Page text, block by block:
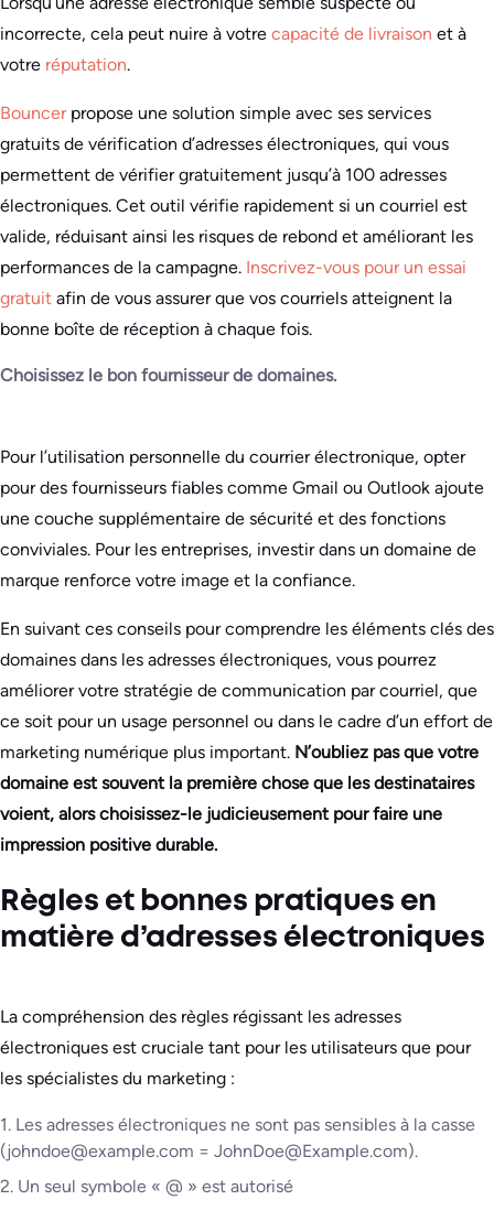
incorrecte, cela peut nuire à votre capacité de livraison et à
votre réputation.
Bouncerpropose une solution simple avec ses services
gratuits de vérification d’adresses électroniques, qui vous
permettent de vérifier gratuitement jusqu’à 100 adresses
électroniques. Cet outil vérifie rapidement si un courriel est
valide, réduisant ainsi les risques de rebond et améliorant les
performances de la campagne. Inscrivez-vous pour un essai
gratuit afin de vous assurer que vos courriels atteignent la
bonne boîte de réception à chaque fois.
Choisissez le bon fournisseur de domaines.
Pour l’utilisation personnelle du courrier électronique, opter
pour des fournisseurs fiables comme Gmail ou Outlook ajoute
une couche supplémentaire de sécurité et des fonctions
conviviales. Pour les entreprises, investir dans un domaine de
marque renforce votre image et la confiance.
En suivant ces conseils pour comprendre les éléments clés des
domaines dans les adresses électroniques, vous pourrez
améliorer votre stratégie de communication par courriel, que
ce soit pour un usage personnel ou dans le cadre d’un effort de
marketing numérique plus important. N’oubliez pas que votre
domaine est souvent la première chose que les destinataires
voient, alors choisissez-le judicieusement pour faire une
impression positive durable.
Règles et bonnes pratiques en
matière d’adresses électroniques
La compréhension des règles régissant les adresses
électroniques est cruciale tant pour les utilisateurs que pour
les spécialistes du marketing :
1. Les adresses électroniques ne sont pas sensibles à la casse
(johndoe@example.com = JohnDoe@Example.com).
2. Un seul symbole « @ » est autorisé